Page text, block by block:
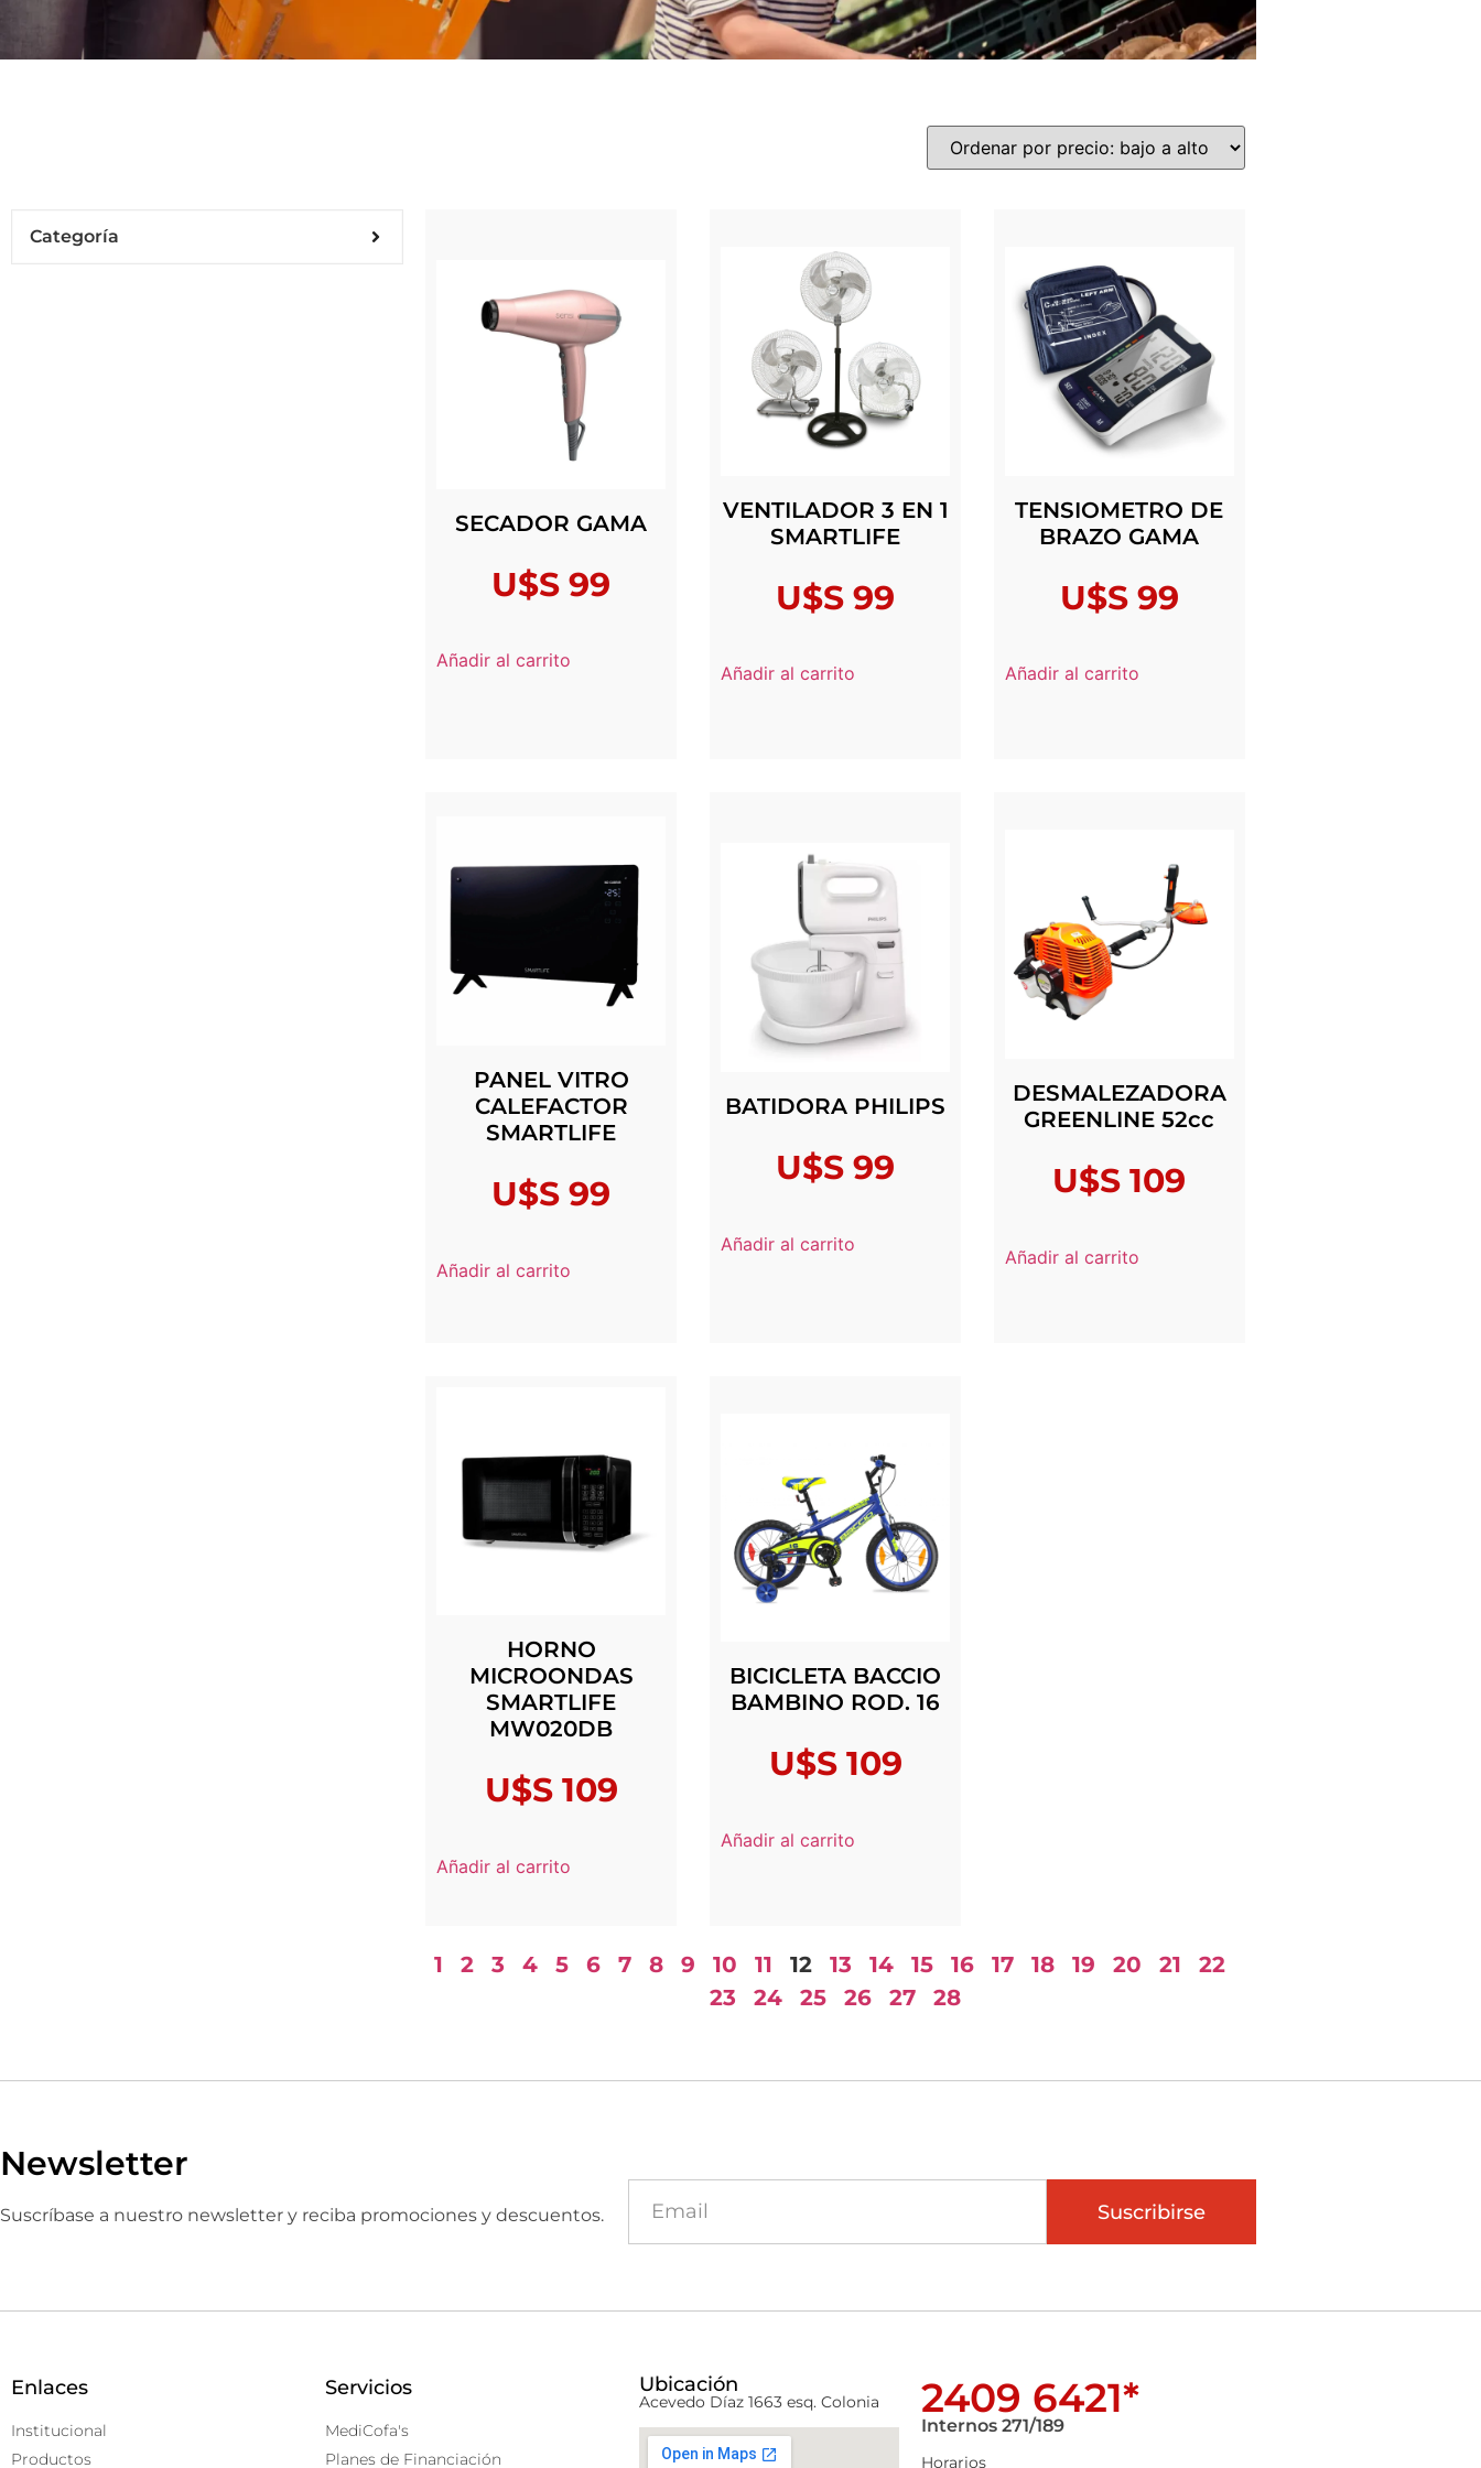
Categoría
SECADOR GAMA
U$S 99
Añadir al carrito
VENTILADOR 3 EN 1
SMARTLIFE
U$S 99
Añadir al carrito
TENSIOMETRO DE
BRAZO GAMA
U$S99
Añadir al carrito
PANEL VITRO
CALEFACTOR
SMARTLIFE
U$S 99
Añadir al carrito
BATIDORA PHILIPS
U$S 99
Añadir al carrito
DESMALEZADORA
GREENLINE 52cc
U$S 109
Añadir al carrito
HORNO
MICROONDAS
SMARTLIFE
MW020DB
U$S109
Añadir al carrito
BICICLETA BACCIO
BAMBINO ROD. 16
U$S109
Añadir al carrito
1 2 3 4 5 6 7 8 9 10 11 12 13 14 15 16 17 18 19 20 21
22
23
24 25 26 27 28
Newsletter
Suscríbase a nuestro newsletter y reciba promociones y descuentos. Suscribirse
Enlaces
Institucional
Productos
Servicios
MediCofa's
Planes de Financiación
Ubicación
Acevedo Díaz 1663 esq. Colonia 2409 6421*
Internos 271/189
Horarios